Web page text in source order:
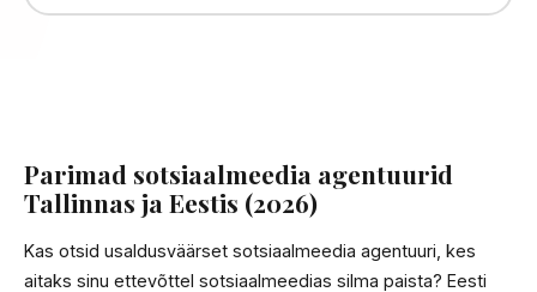
Parimad sotsiaalmeedia agentuurid
Tallinnas ja Eestis (2026)
Kas otsid usaldusväärset sotsiaalmeedia agentuuri, kes
aitaks sinu ettevõttel sotsiaalmeedias silma paista? Eesti